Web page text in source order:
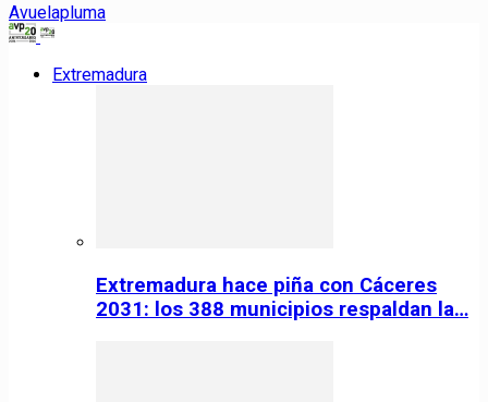
Avuelapluma
Extremadura
Extremadura hace piña con Cáceres
2031: los 388 municipios respaldan la…